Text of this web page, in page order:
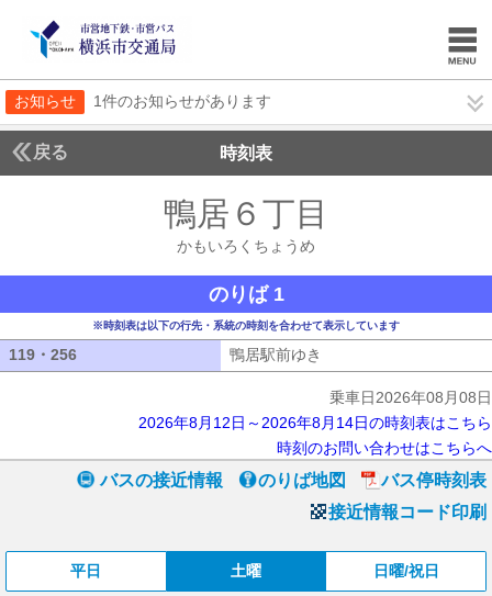
お知らせ 1件のお知らせがあります
戻る 時刻表
鴨居６丁目
かもいろくちょうめ
のりば 1
※時刻表は以下の行先・系統の時刻を合わせて表示しています
119・256 鴨居駅前ゆき
乗車日2026年08月08日
2026年8月12日～2026年8月14日の時刻表はこちら
時刻のお問い合わせはこちらへ
バスの接近情報 のりば地図
バス停時刻表
接近情報コード印刷
平日 土曜 日曜/祝日